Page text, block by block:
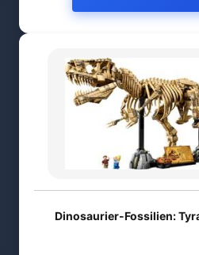
Dinosaurier-Fossilien: